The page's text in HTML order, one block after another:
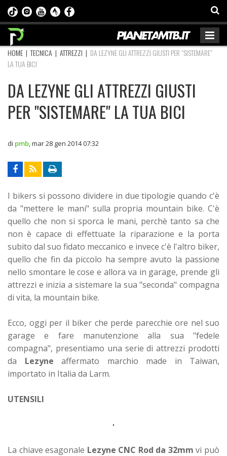
HOME |TECNICA | ATTREZZI | DA LEZYNE GLI ATTREZZI GIUSTI PER "SISTEMARE"
LA TUA BICI
DA LEZYNE GLI ATTREZZI GIUSTI
PER "SISTEMARE" LA TUA BICI
di pmb mar 28 gen 2014 07:32
I bikers si possono dividere in due tipologie quando c'è
da "mettere le mani" sulla propria mountain bike. C'è
quello che non si sporca le mani, perchè tanto sa che
non è capace di effettuate la riparazione e la porta
subito dal suo fidato meccanico e invece c'è l'altro biker,
quello che fin da piccolo ha sempre avuto la passione
nello smontare le cose e allora va in garage, prende gli
attrezzi e inizia a sistemare la sua "seconda" compagna
di vita, la mountain bike.
Ecco, oggi per il biker che perde parecchie ore nel suo
garage e fare manutenzione alla sua "fedele
compagna", presentiamo una serie di attrezzi prodotti
da Lezyne affermato marchio made in Taiwan,
importato in Italia da Larm.
UTENSILI
La chiave esagonale Lezyne CNC Rod da 32mm vi può